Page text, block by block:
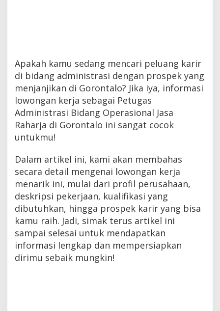
Apakah kamu sedang mencari peluang karir
di bidang administrasi dengan prospek yang
menjanjikan di Gorontalo? Jika iya, informasi
lowongan kerja sebagai Petugas
Administrasi Bidang Operasional Jasa
Raharja di Gorontalo ini sangat cocok
untukmu!
Dalam artikel ini, kami akan membahas
secara detail mengenai lowongan kerja
menarik ini, mulai dari profil perusahaan,
deskripsi pekerjaan, kualifikasi yang
dibutuhkan, hingga prospek karir yang bisa
kamu raih. Jadi, simak terus artikel ini
sampai selesai untuk mendapatkan
informasi lengkap dan mempersiapkan
dirimu sebaik mungkin!